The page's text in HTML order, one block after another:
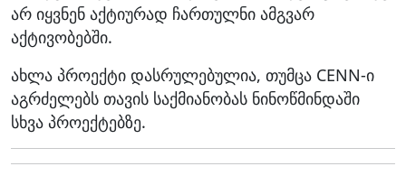
არ იყვნენ აქტიურად ჩართულნი ამგვარ
აქტივობებში.
ახლა პროექტი დასრულებულია, თუმცა CENN-ი
აგრძელებს თავის საქმიანობას ნინოწმინდაში
სხვა პროექტებზე.